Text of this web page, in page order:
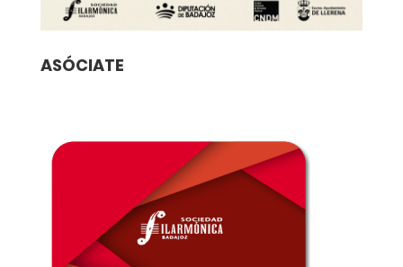
ASÓCIATE